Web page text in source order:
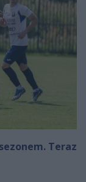
Teraz